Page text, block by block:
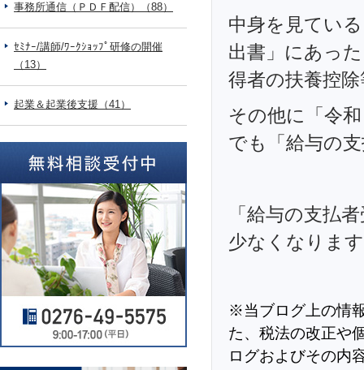
中身を見てい
出書」にあっ
得者の扶養控
その他に「令
でも「給与の
「給与の支払
少なくなりま
※当ブログ上の情
た、税法の改正や
ログおよびその内
事務所通信（ＰＤＦ配信）（88）
ｾﾐﾅｰ/講師/ﾜｰｸｼｮｯﾌﾟ研修の開催
（13）
起業＆起業後支援（41）